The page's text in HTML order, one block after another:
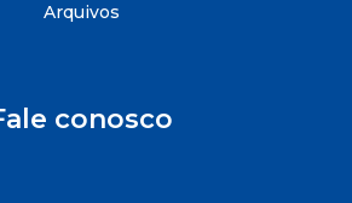
Arquivos
conosco